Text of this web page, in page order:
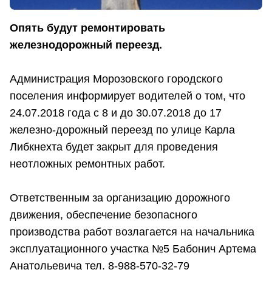
Опять будут ремонтировать
железнодорожный переезд.
Администрация Морозовского городского
поселения информирует водителей о том, что
24.07.2018 года с 8 и до 30.07.2018 до 17
железно-дорожный переезд по улице Карла
Либкнехта будет закрыт для проведения
неотложных ремонтных работ.
Ответственным за организацию дорожного
движения, обеспечение безопасного
производства работ возлагается на начальника
эксплуатационного участка №5 Бабонич Артема
Анатольевича тел. 8-988-570-32-79